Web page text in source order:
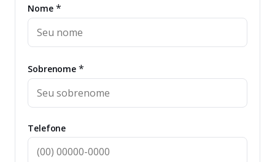
Nome *
Sobrenome*
Telefone